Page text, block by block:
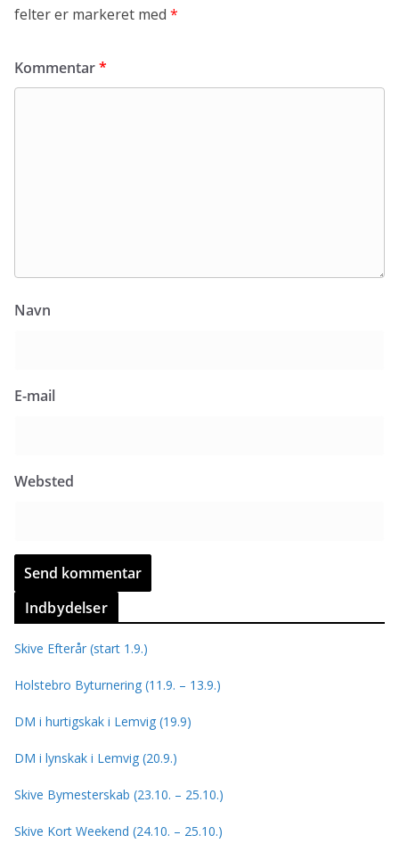
felter er markeret med *
Kommentar*
Navn
E-mail
Websted
Indbydelser
Skive Efterår (start 1.9.)
Holstebro Byturnering (11.9. – 13.9.)
DM i hurtigskak i Lemvig (19.9)
DM i lynskak i Lemvig (20.9.)
Skive Bymesterskab (23.10. – 25.10.)
Skive Kort Weekend (24.10. – 25.10.)